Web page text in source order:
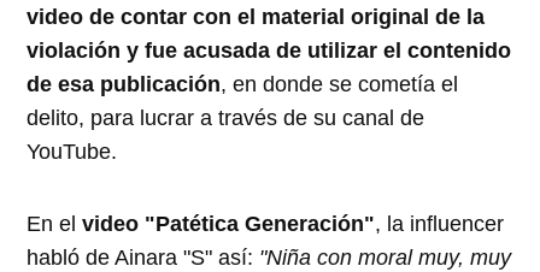
video de contar con el material original de la
violación y fue acusada de utilizar el contenido
de esa publicación, en donde se cometía el
delito, para lucrar a través de su canal de
YouTube.
En elvideo "Patética Generación", la influencer
habló de Ainara "S" así: "Niña con moral muy, muy